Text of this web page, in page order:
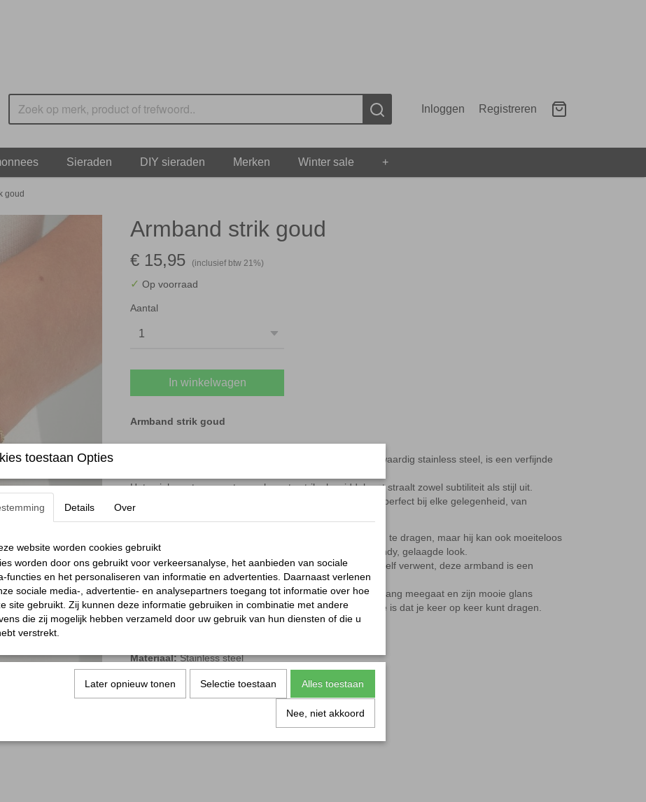
Inloggen Registreren
Sieraden DIY sieraden Merken Winter sale +
goud
Armband strik goud
€ 15,95 (inclusief btw 21%)
✓ Op voorraad
Aantal
In winkelwagen
Armband strik goud
vervaardigd uit hoogwaardig stainless steel, is een verfijnde
Het unieke ontwerp met een elegante strik als middelpunt straalt zowel subtiliteit als stijl uit.
Dankzij de tijdloze gouden afwerking past deze armband perfect bij elke gelegenheid, van
De minimalistische uitstraling maakt hem ideaal om alleen te dragen, maar hij kan ook moeiteloos
gecombineerd worden met andere sieraden voor een trendy, gelaagde look.
Of je de armband nu cadeau doet aan een dierbare of jezelf verwent, deze armband is een
charmant symbool van elegantie en verfijning.
Het duurzame stainless steel zorgt ervoor dat dit sieraad lang meegaat en zijn mooie glans
behoudt, waardoor het een praktisch én stijlvol accessoire is dat je keer op keer kunt dragen.
Materiaal: Stainless steel
toestaan Opties
Details Over
website worden cookies gebruikt
worden door ons gebruikt voor verkeersanalyse, het aanbieden van sociale
functies en het personaliseren van informatie en advertenties. Daarnaast verlenen
sociale media-, advertentie- en analysepartners toegang tot informatie over hoe
site gebruikt. Zij kunnen deze informatie gebruiken in combinatie met andere
die zij mogelijk hebben verzameld door uw gebruik van hun diensten of die u
verstrekt.
Later opnieuw tonen Selectie toestaan Alles toestaan
Nee, niet akkoord